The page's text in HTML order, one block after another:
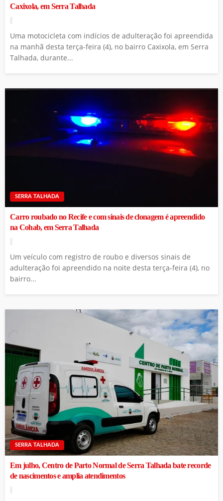
Caxixola, em Serra Talhada
Uma motocicleta com indícios de adulteração foi apreendida
na manhã desta terça-feira (4), no bairro Caxixola, em Serra
Talhada, durante...
SERRA TALHADA
Carro roubado no Recife e com sinais de clonagem é apreendido
na Cohab, em Serra Talhada
Um veículo com registro de roubo e diversos sinais de
adulteração foi apreendido na noite desta terça-feira (4), no
bairro...
SERRA TALHADA
Em julho, Centro de Parto Normal de Serra Talhada bate recorde
de nascimentos e amplia atendimentos